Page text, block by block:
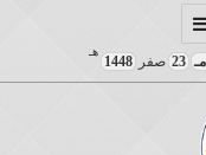
23 صفر 1448
هـ